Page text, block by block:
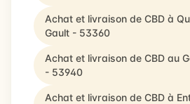
Achat et livraison de CBD à
Gault - 53360
Achat et livraison de CBD au
- 53940
Achat et livraison de CBD à